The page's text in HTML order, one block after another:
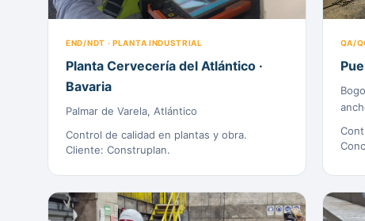
END/NDT · PLANTA INDUSTRIAL
Planta Cervecería del Atlántico ·
Bavaria
Palmar de Varela, Atlántico
Control de calidad en plantas y obra.
Cliente: Construplan.
QA/